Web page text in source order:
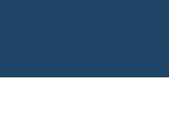
di Genova |